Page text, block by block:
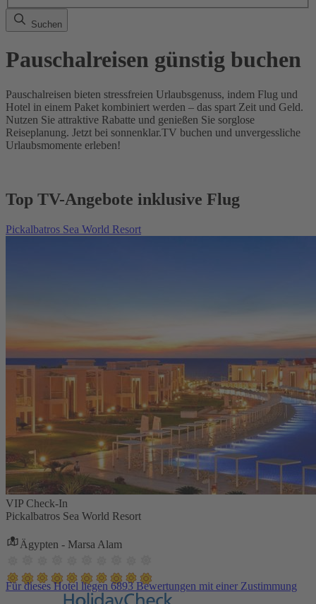
Suchen
Pauschalreisen günstig buchen
Pauschalreisen bieten stressfreien Urlaubsgenuss, indem Flug und
Hotel in einem Paket kombiniert werden – das spart Zeit und Geld.
Nutzen Sie attraktive Rabatte und genießen Sie sorglose
Reiseplanung. Jetzt bei sonnenklar.TV buchen und unvergessliche
Urlaubsmomente erleben!
Top TV-Angebote inklusive Flug
Pickalbatros Sea World Resort
VIP Check-In
Pickalbatros Sea World Resort
Ägypten - Marsa Alam
Für dieses Hotel liegen 6893 Bewertungen mit einer Zustimmung